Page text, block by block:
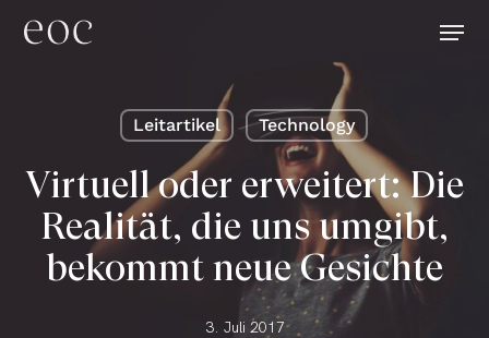
Skip
Menu
Leitartikel Technology
Virtuell oder erweitert: Die
Realität, die uns umgibt,
bekommt neue Gesichte
3. Juli 2017